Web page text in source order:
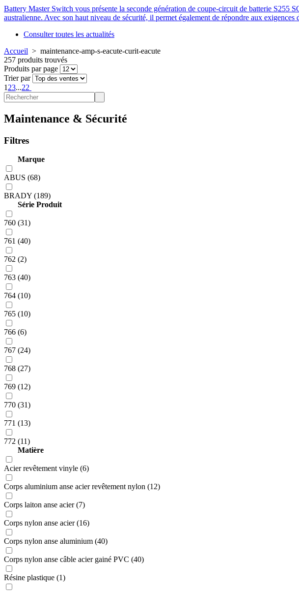
Battery Master Switch vous présente la seconde génération de coupe-circuit de batterie
australienne. Avec son haut niveau de sécurité, il permet également de répondre aux
Consulter toutes les actualités
Accueil > maintenance-amp-s-eacute-curit-eacute
257 produits trouvés
Produits par page
Trier par
1 23...22
Maintenance & Sécurité
Filtres
Marque
ABUS (68)
BRADY (189)
Série Produit
760 (31)
761 (40)
762 (2)
763 (40)
764 (10)
765 (10)
766 (6)
767 (24)
768 (27)
769 (12)
770 (31)
771 (13)
772 (11)
Matière
Acier revêtement vinyle (6)
Corps aluminium anse acier revêtement nylon (12)
Corps laiton anse acier (7)
Corps nylon anse acier (16)
Corps nylon anse aluminium (40)
Corps nylon anse câble acier gainé PVC (40)
Résine plastique (1)